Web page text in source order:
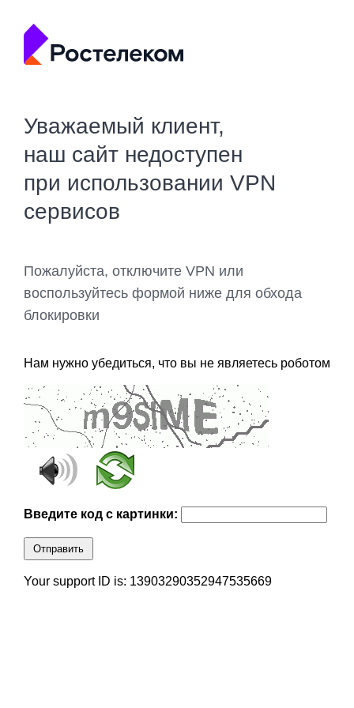
Уважаемый клиент,
наш сайт недоступен
при использовании VPN
сервисов
Пожалуйста, отключите VPN или
воспользуйтесь формой ниже для обхода
блокировки
Нам нужно убедиться, что вы не являетесь роботом
Введите код с картинки:
Отправить
Your support ID is: 13903290352947535669